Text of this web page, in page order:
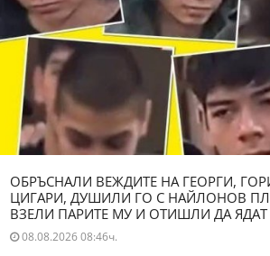
ОБРЪСНАЛИ ВЕЖДИТЕ НА ГЕОРГИ,
ЦИГАРИ, ДУШИЛИ ГО С НАЙЛОНОВ
ВЗЕЛИ ПАРИТЕ МУ И ОТИШЛИ ДА
08.08.2026 08:46ч.